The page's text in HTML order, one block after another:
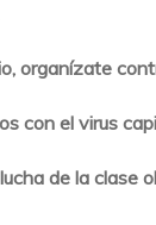
organízate
con el virus
de la clase